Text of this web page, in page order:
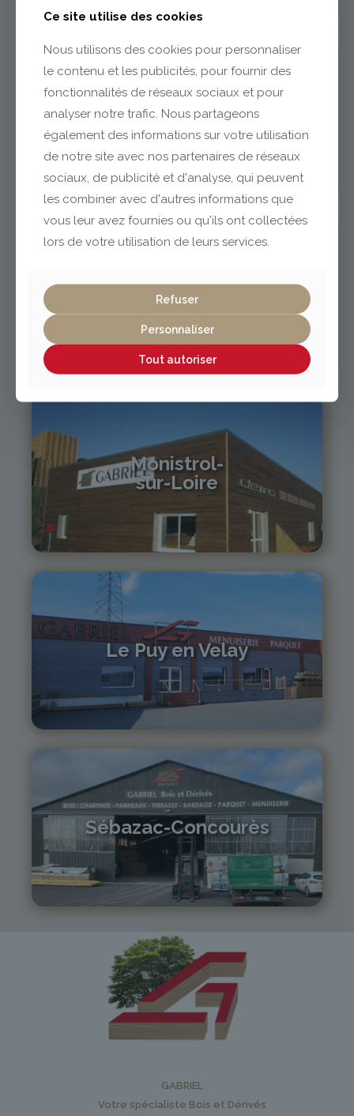
Clermont-Ferrand
04 73 42 18 38
lexpo@gabriel-sa.fr
Vichy / Cusset
04 70 97 56 39
cusset@gabriel-sa.fr
Monistrol-
sur-Loire
monistrol@gabriel-sa.fr
Le Puy en Velay
04 71 01 13 30
lepuy@gabriel-sa.fr
Sébazac-Concourès
05 81 55 83 89
monistrol@gabriel-sa.fr
GABRIEL
Votre spécialiste Bois et Dérivés
Ce site utilise des cookies
Nous utilisons des cookies pour personnaliser
le contenu et les publicités, pour fournir des
fonctionnalités de réseaux sociaux et pour
analyser notre trafic. Nous partageons
également des informations sur votre utilisation
de notre site avec nos partenaires de réseaux
sociaux, de publicité et d'analyse, qui peuvent
les combiner avec d'autres informations que
vous leur avez fournies ou qu'ils ont collectées
lors de votre utilisation de leurs services.
Refuser
Personnaliser
Tout autoriser